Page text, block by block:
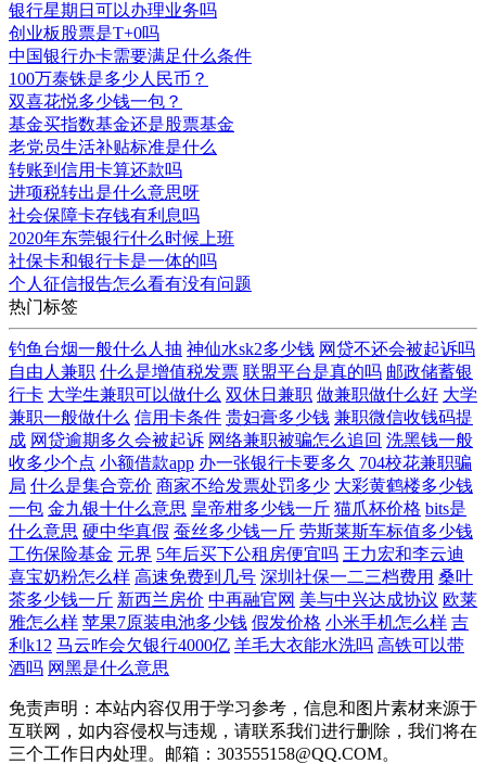
银行星期日可以办理业务吗
创业板股票是T+0吗
中国银行办卡需要满足什么条件
100万泰铢是多少人民币？
双喜花悦多少钱一包？
基金买指数基金还是股票基金
老党员生活补贴标准是什么
转账到信用卡算还款吗
进项税转出是什么意思呀
社会保障卡存钱有利息吗
2020年东莞银行什么时候上班
社保卡和银行卡是一体的吗
个人征信报告怎么看有没有问题
热门标签
钓鱼台烟一般什么人抽 神仙水sk2多少钱 网贷不还会被起诉吗
自由人兼职 什么是增值税发票 联盟平台是真的吗 邮政储蓄银
行卡 大学生兼职可以做什么 双休日兼职 做兼职做什么好 大学
兼职一般做什么 信用卡条件 贵妇膏多少钱 兼职微信收钱码提
成 网贷逾期多久会被起诉 网络兼职被骗怎么追回 洗黑钱一般
收多少个点 小额借款app 办一张银行卡要多久 704校花兼职骗
局 什么是集合竞价 商家不给发票处罚多少 大彩黄鹤楼多少钱
一包 金九银十什么意思 皇帝柑多少钱一斤 猫爪杯价格 bits是
什么意思 硬中华真假 蚕丝多少钱一斤 劳斯莱斯车标值多少钱
工伤保险基金 元界 5年后买下公租房便宜吗 王力宏和李云迪
喜宝奶粉怎么样 高速免费到几号 深圳社保一二三档费用 桑叶
茶多少钱一斤 新西兰房价 中再融官网 美与中兴达成协议 欧莱
雅怎么样 苹果7原装电池多少钱 假发价格 小米手机怎么样 吉
利k12 马云咋会欠银行4000亿 羊毛大衣能水洗吗 高铁可以带
酒吗 网黑是什么意思
免责声明：本站内容仅用于学习参考，信息和图片素材来源于
互联网，如内容侵权与违规，请联系我们进行删除，我们将在
三个工作日内处理。邮箱：303555158@QQ.COM。